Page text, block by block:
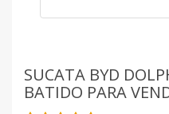
SUCATA BYD
BATIDO PARA